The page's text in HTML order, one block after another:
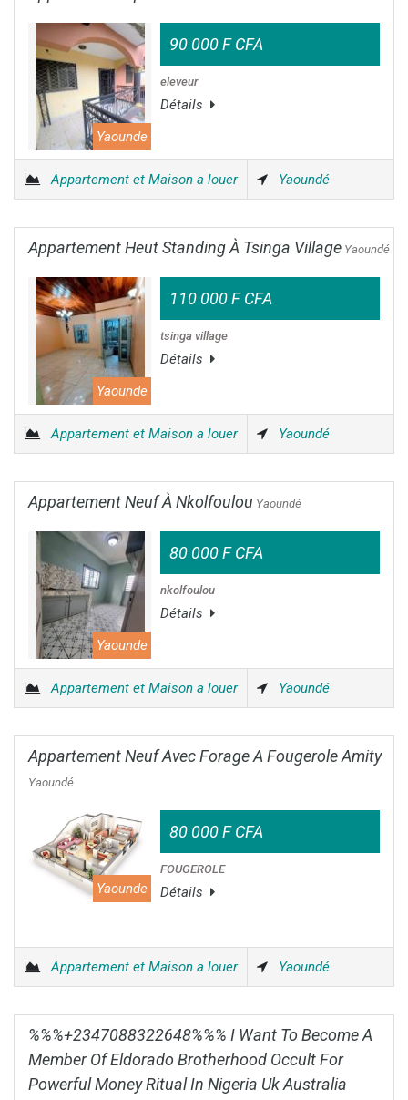
Yaounde
90 000 F CFA
eleveur
Détails
Appartement et Maison a louer Yaoundé
Appartement Heut Standing À Tsinga Village Yaoundé
Yaounde
110 000 F CFA
tsinga village
Détails
Appartement et Maison a louer Yaoundé
Appartement Neuf À Nkolfoulou Yaoundé
Yaounde
80 000 F CFA
nkolfoulou
Détails
Appartement et Maison a louer Yaoundé
Appartement Neuf Avec Forage A Fougerole Amity
Yaoundé
Yaounde
80 000 F CFA
FOUGEROLE
Détails
Appartement et Maison a louer Yaoundé
%%%+2347088322648%%% I Want To Become A
Member Of Eldorado Brotherhood Occult For
Powerful Money Ritual In Nigeria Uk Australia